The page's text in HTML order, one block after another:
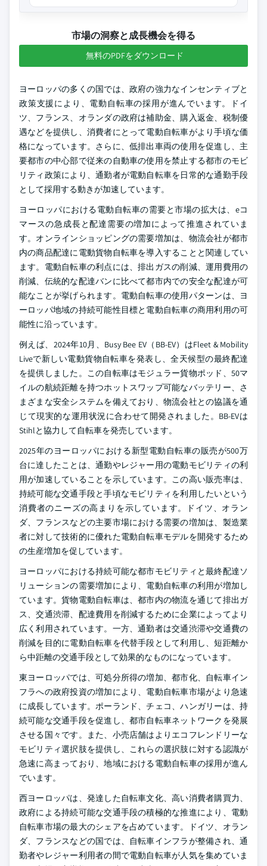
市場の洞察と成長機会を得る
無料のPDFをダウンロード
ヨーロッパの多くの国では、政府の強力なインセンティブと
政策支援により、電動自転車の採用が進んでいます。ドイ
ツ、フランス、オランダの政府は補助金、購入返金、税制優
遇などを提供し、消費者にとって電動自転車がより手頃な価
格になっています。さらに、低排出車両の使用を促進し、主
要都市の中心部で従来の自動車の使用を禁止する都市のモビ
リティ政策により、通勤者が電動自転車を日常的な通勤手段
として採用する動きが加速しています。
ヨーロッパにおける電動自転車の需要と市場の拡大は、eコ
マースの急成長と配達需要の増加によって推進されていま
す。オンラインショッピングの需要増加は、物流会社が都市
内の商品配達に電動貨物自転車を導入することと関連してい
ます。電動自転車の利点には、排出ガスの削減、運用費用の
削減、伝統的な配達バンに比べて都市内での安全な配達が可
能なことが挙げられます。電動自転車の使用パターンは、ヨ
ーロッパ地域の持続可能性目標と電動自転車の商用利用の可
能性に沿っています。
例えば、2024年10月、Busy Bee EV（BB-EV）はFleet & Mobility
Liveで新しい電動貨物自転車を発表し、全天候型の最終配達
を提供しました。この自転車はモジュラー貨物ポッド、50マ
イルの航続距離を持つホットスワップ可能なバッテリー、さ
まざまな安全システムを備えており、物流会社との協議を通
じて現実的な運用状況に合わせて開発されました。BB-EVは
Stihlと協力して自転車を発売しています。
2025年のヨーロッパにおける新型電動自転車の販売が500万
台に達したことは、通勤やレジャー用の電動モビリティの利
用が加速していることを示しています。この高い販売率は、
持続可能な交通手段と手頃なモビリティを利用したいという
消費者のニーズの高まりを示しています。ドイツ、オラン
ダ、フランスなどの主要市場における需要の増加は、製造業
者に対して技術的に優れた電動自転車モデルを開発するため
の生産増加を促しています。
ヨーロッパにおける持続可能な都市モビリティと最終配達ソ
リューションの需要増加により、電動自転車の利用が増加し
ています。貨物電動自転車は、都市内の物流を通じて排出ガ
ス、交通渋滞、配達費用を削減するために企業によってより
広く利用されています。一方、通勤者は交通渋滞や交通費の
削減を目的に電動自転車を代替手段として利用し、短距離か
ら中距離の交通手段として効果的なものになっています。
東ヨーロッパでは、可処分所得の増加、都市化、自転車イン
フラへの政府投資の増加により、電動自転車市場がより急速
に成長しています。ポーランド、チェコ、ハンガリーは、持
続可能な交通手段を促進し、都市自転車ネットワークを発展
させる国々です。また、小売店舗はよりエコフレンドリーな
モビリティ選択肢を提供し、これらの選択肢に対する認識が
急速に高まっており、地域における電動自転車の採用が進ん
でいます。
西ヨーロッパは、発達した自転車文化、高い消費者購買力、
政府による持続可能な交通手段の積極的な推進により、電動
自転車市場の最大のシェアを占めています。ドイツ、オラン
ダ、フランスなどの国では、自転車インフラが整備され、通
勤者やレジャー利用者の間で電動自転車が人気を集めていま